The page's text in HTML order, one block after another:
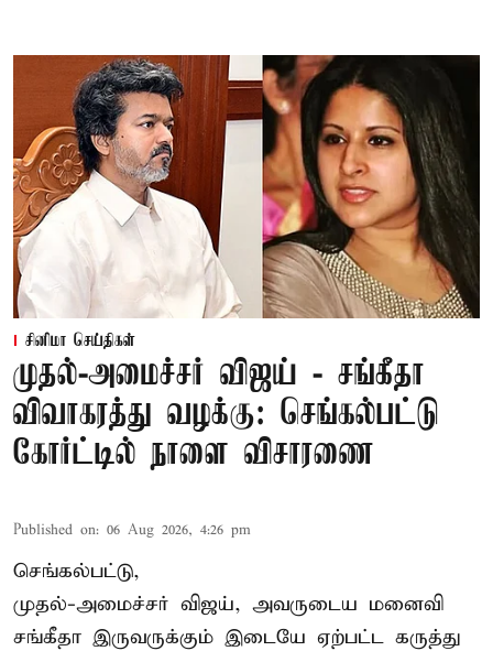
சினிமா செய்திகள்
முதல்-அமைச்சர் விஜய் - சங்கீதா
விவாகரத்து வழக்கு: செங்கல்பட்டு
கோர்ட்டில் நாளை விசாரணை
Published on: 06 Aug 2026, 4:26 pm
செங்கல்பட்டு,
முதல்-அமைச்சர் விஜய், அவருடைய மனைவி
சங்கீதா இருவருக்கும் இடையே ஏற்பட்ட கருத்து